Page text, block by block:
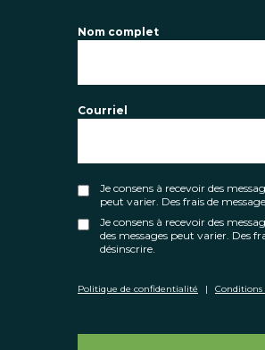
Nom complet
Courriel
Je consens à recevoir des
peut varier. Des frais de
Je consens à recevoir des
des messages peut varier. Des
désinscrire.
Politique de confidentialité |